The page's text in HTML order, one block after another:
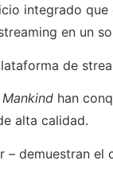
integrado
en un
de
han
alta calidad.
– demuestran